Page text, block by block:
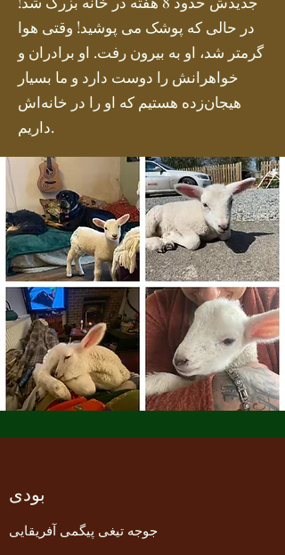
در حالی که پوشک می پوشید! وقتی هوا
گرمتر شد، او به بیرون رفت. او برادران و
خواهرانش را دوست دارد و ما بسیار
هیجان‌زده هستیم که او را در خانه‌اش
داریم.
بودی
جوجه تیغی پیگمی آفریقایی